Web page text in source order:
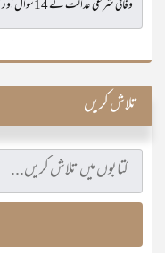
تلاش کریں